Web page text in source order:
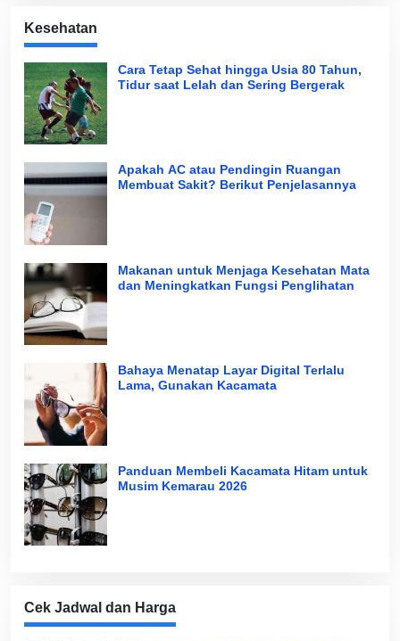
Kesehatan
Cara Tetap Sehat hingga Usia 80 Tahun,
Tidur saat Lelah dan Sering Bergerak
Apakah AC atau Pendingin Ruangan
Membuat Sakit? Berikut Penjelasannya
Makanan untuk Menjaga Kesehatan Mata
dan Meningkatkan Fungsi Penglihatan
Bahaya Menatap Layar Digital Terlalu
Lama, Gunakan Kacamata
Panduan Membeli Kacamata Hitam untuk
Musim Kemarau 2026
Cek Jadwal dan Harga